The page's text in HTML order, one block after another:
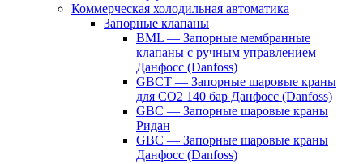
Коммерческая холодильная автоматика
Запорные клапаны
BML — Запорные мембранные
клапаны с ручным управлением
Данфосс (Danfoss)
GBCT — Запорные шаровые краны
для CO2 140 бар Данфосс (Danfoss)
GBC — Запорные шаровые краны
Ридан
GBC — Запорные шаровые краны
Данфосс (Danfoss)